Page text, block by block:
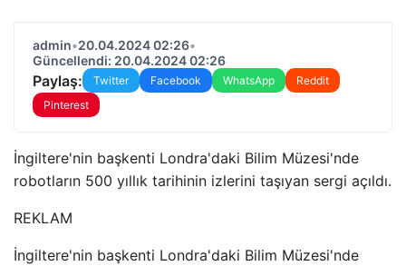
admin•20.04.2024 02:26•
Güncellendi: 20.04.2024 02:26
Paylaş: Twitter Facebook WhatsApp
Reddit
Pinterest
İngiltere'nin başkenti Londra'daki Bilim Müzesi'nde
robotların 500 yıllık tarihinin izlerini taşıyan sergi açıldı.
REKLAM
İngiltere'nin başkenti Londra'daki Bilim Müzesi'nde